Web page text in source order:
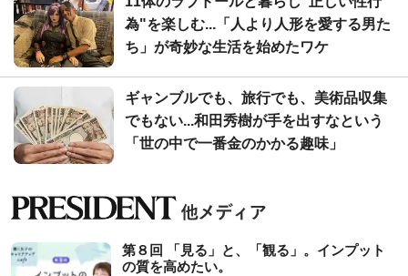
為"を楽しむ...「人より人形を愛する男た
ち」が奇妙な生活を始めたワケ
ギャンブルでも、旅行でも、美術品収集
でもない...和田秀樹が手を出すなという
「世の中で一番金のかかる趣味」
第８回 「見る」と、「観る」。インプット
の質を高めたい。